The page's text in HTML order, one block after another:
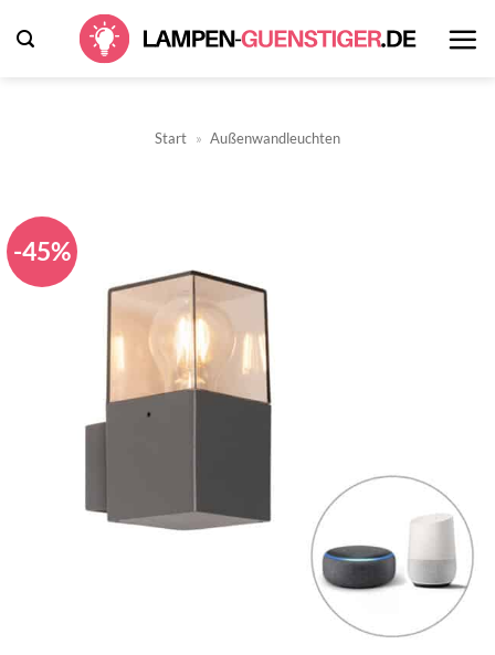
Inhalt
Start » Außenwandleuchten
-45%